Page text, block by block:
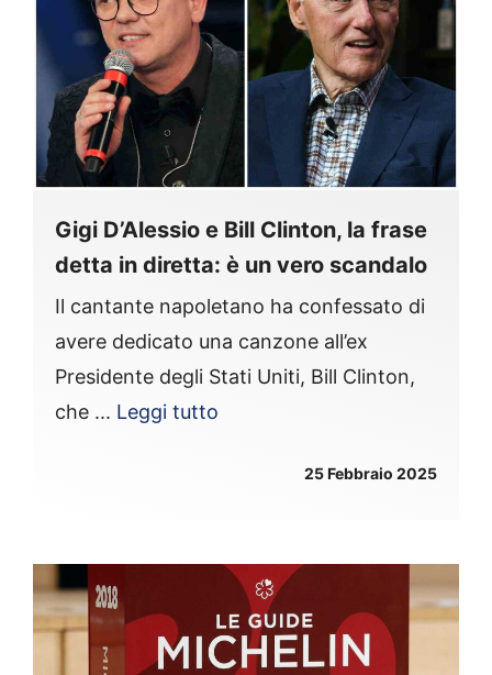
Gigi D’Alessio e Bill Clinton, la frase
detta in diretta: è un vero scandalo
Il cantante napoletano ha confessato di
avere dedicato una canzone all’ex
Presidente degli Stati Uniti, Bill Clinton,
che ... Leggi tutto
25 Febbraio 2025